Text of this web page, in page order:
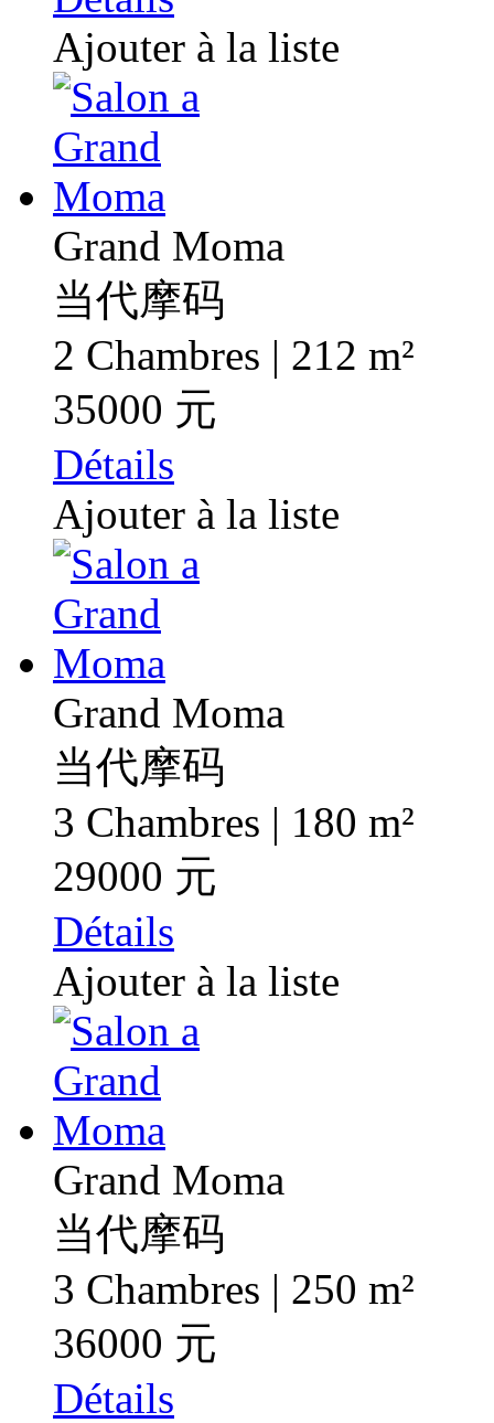
Ajouter à la liste
Grand Moma
当代摩码
2 Chambres | 212 m²
35000 元
Détails
Ajouter à la liste
Grand Moma
当代摩码
3 Chambres | 180 m²
29000 元
Détails
Ajouter à la liste
Grand Moma
当代摩码
3 Chambres | 250 m²
36000 元
Détails